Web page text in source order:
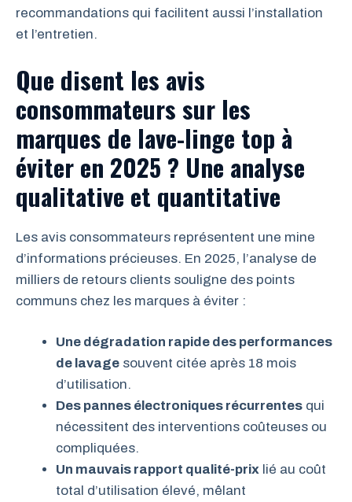
recommandations qui facilitent aussi l’installation
et l’entretien.
Que disent les avis
consommateurs sur les
marques de lave-linge top à
éviter en 2025 ? Une analyse
qualitative et quantitative
Les avis consommateurs représentent une mine
d’informations précieuses. En 2025, l’analyse de
milliers de retours clients souligne des points
communs chez les marques à éviter :
Une dégradation rapide des performances
de lavage souvent citée après 18 mois
d’utilisation.
Des pannes électroniques récurrentes qui
nécessitent des interventions coûteuses ou
compliquées.
Un mauvais rapport qualité-prix lié au coût
total d’utilisation élevé, mêlant